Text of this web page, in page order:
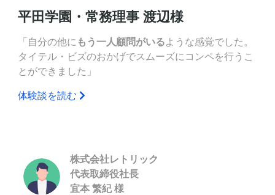
平田学園・常務理事 渡辺様
「自分の他に もう一人顧問がいるような感覚でした。
タイテル・ビズのおかげでスムーズにコンペを行うこ
とができました」
体験談を読む
株式会社レトリック
代表取締役社長
宜本 繁紀 様